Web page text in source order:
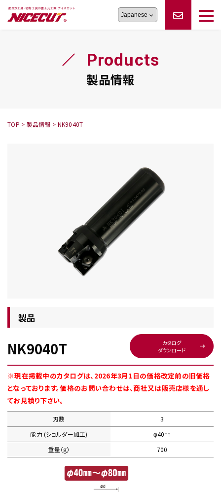
旋盤工具シリーズ
シリーズ
工具・部品一覧
生産終了品
オーダー品依頼
フェイス・ショルダーシリーズかんたんオーダー
トラブルシューティング
ロックピンの逆ジメに注意
Products
製品情報
TOP > 製品情報 > NK9040T
製品
NK9040T
カタログ
ダウンロード
※現在掲載中のカタログは、2026年3月1日の価格改定前の旧価格
となっております。価格のお問い合わせは、商社又は販売店様を通し
てお見積り下さい。
刃数
3
能力 (ショルダー加工)
φ40㎜
重量（g）
700